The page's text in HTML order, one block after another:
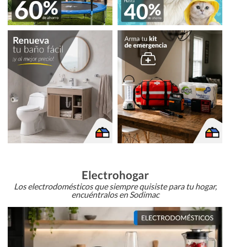
Electrohogar
Los electrodomésticos que siempre quisiste para tu hogar,
encuéntralos en Sodimac